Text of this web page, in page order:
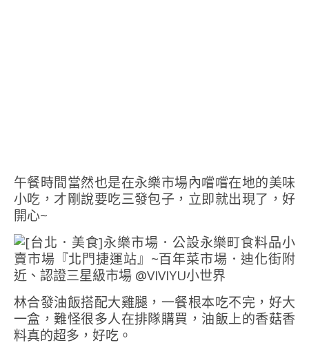
午餐時間當然也是在永樂市場內嚐嚐在地的美味
小吃，才剛說要吃三發包子，立即就出現了，好
開心~
林合發油飯搭配大雞腿，一餐根本吃不完，好大
一盒，難怪很多人在排隊購買，油飯上的香菇香
料真的超多，好吃。